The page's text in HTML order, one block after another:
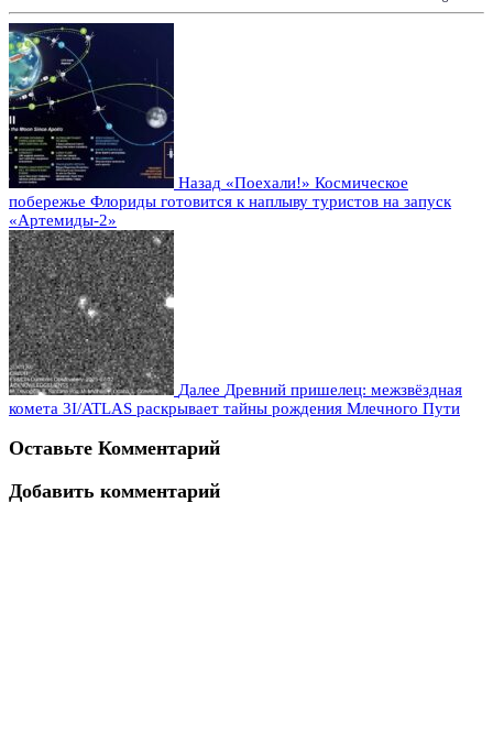
Назад «Поехали!» Космическое
побережье Флориды готовится к наплыву туристов на запуск
«Артемиды-2»
Далее Древний пришелец: межзвёздная
комета 3I/ATLAS раскрывает тайны рождения Млечного Пути
Оставьте Комментарий
Добавить комментарий